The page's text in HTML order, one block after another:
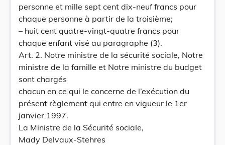
personne et mille sept cent dix-neuf francs pour
chaque personne à partir de la troisième;
– huit cent quatre-vingt-quatre francs pour
chaque enfant visé au paragraphe (3).
Art. 2. Notre ministre de la sécurité sociale, Notre
ministre de la famille et Notre ministre du budget
sont chargés
chacun en ce qui le concerne de l’exécution du
présent règlement qui entre en vigueur le 1er
janvier 1997.
La Ministre de la Sécurité sociale,
Mady Delvaux-Stehres